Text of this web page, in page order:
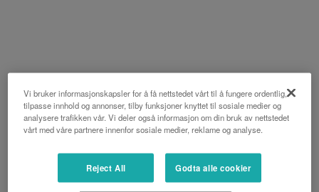
Vi bruker informasjonskapsler for å få nettstedet vårt til å fungere ordentlig,
tilpasse innhold og annonser, tilby funksjoner knyttet til sosiale medier og
analysere trafikken vår. Vi deler også informasjon om din bruk av nettstedet
vårt med våre partnere innenfor sosiale medier, reklame og analyse.
Reject All Godta alle cookier